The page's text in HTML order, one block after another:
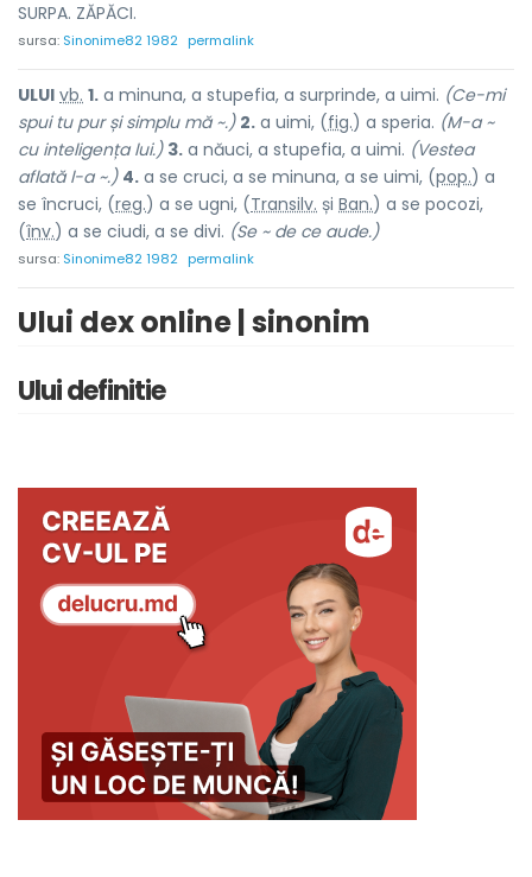
SURPA. ZĂPĂCI.
sursa: Sinonime82 1982 permalink
ULUI vb. 1. a minuna, a stupefia, a surprinde, a uimi. (Ce-mi
spui tu pur și simplu mă ~.) 2. a uimi, (fig.) a speria. (M-a ~
cu inteligența lui.) 3. a năuci, a stupefia, a uimi. (Vestea
aflată l-a ~.) 4. a se cruci, a se minuna, a se uimi, (pop.) a
se încruci, (reg.) a se ugni, (Transilv. și Ban.) a se pocozi,
(înv.) a se ciudi, a se divi. (Se ~ de ce aude.)
sursa: Sinonime82 1982 permalink
Ului dex online | sinonim
Ului definitie